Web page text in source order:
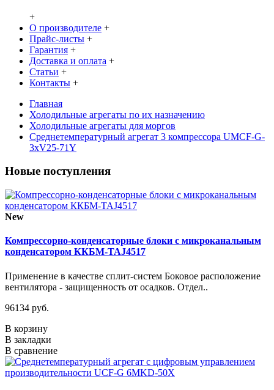
+
О производителе +
Прайс-листы +
Гарантия +
Доставка и оплата +
Статьи +
Контакты +
Главная
Холодильные агрегаты по их назначению
Холодильные агрегаты для моргов
Среднетемпературный агрегат 3 компрессора UMCF-G-
3xV25-71Y
Новые поступления
New
Компрессорно-конденсаторные блоки с микроканальным
конденсатором ККБМ-TAJ4517
Применение в качестве сплит-систем Боковое расположение
вентилятора - защищенность от осадков. Отдел..
96134 руб.
В корзину
В закладки
В сравнение